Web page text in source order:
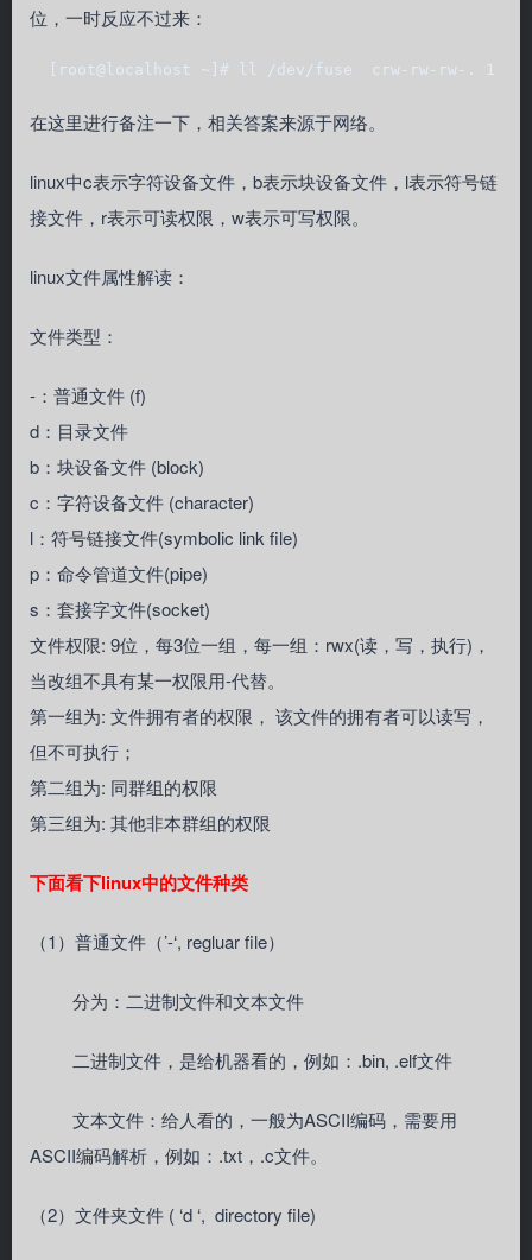
位，一时反应不过来：
[root@localhost ~]# ll /dev/fuse  crw-rw-rw-. 1
在这里进行备注一下，相关答案来源于网络。
linux中c表示字符设备文件，b表示块设备文件，l表示符号链
接文件，r表示可读权限，w表示可写权限。
linux文件属性解读：
文件类型：
-：普通文件 (f)
d：目录文件
b：块设备文件 (block)
c：字符设备文件 (character)
l：符号链接文件(symbolic link file)
p：命令管道文件(pipe)
s：套接字文件(socket)
文件权限: 9位，每3位一组，每一组：rwx(读，写，执行)，
当改组不具有某一权限用-代替。
第一组为: 文件拥有者的权限， 该文件的拥有者可以读写，
但不可执行；
第二组为: 同群组的权限
第三组为: 其他非本群组的权限
下面看下linux中的文件种类
（1）普通文件（’-‘, regluar file）
分为：二进制文件和文本文件
二进制文件，是给机器看的，例如：.bin, .elf文件
文本文件：给人看的，一般为ASCII编码，需要用
ASCII编码解析，例如：.txt，.c文件。
（2）文件夹文件 ( ‘d ‘, directory file)